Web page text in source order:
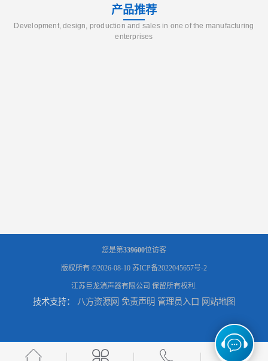
产品推荐
Development, design, production and sales in one of the manufacturing
enterprises
您是第339600位访客
版权所有 ©2026-08-10 苏ICP备2022045657号-2
江苏巨龙消声器有限公司 保留所有权利.
技术支持： 八方资源网 免责声明 管理员入口 网站地图